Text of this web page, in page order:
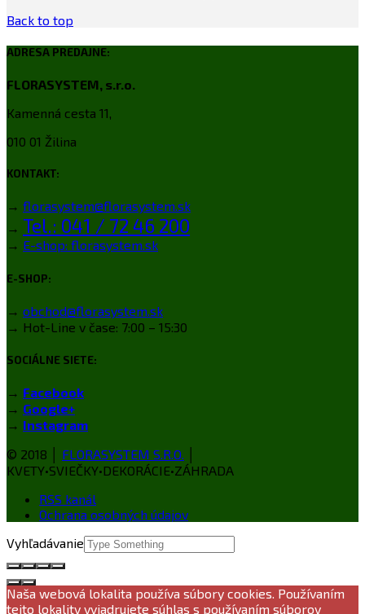
Back to top
ADRESA PREDAJNE:
FLORASYSTEM, s.r.o.
Kamenná cesta 11,
010 01 Žilina
KONTAKT:
→ florasystem@florasystem.sk
→ Tel.: 041 / 72 46 200
→ E-shop: florasystem.sk
E-SHOP:
→ obchod@florasystem.sk
→ Hot-Line v čase: 7:00 – 15:30
SOCIÁLNE SIETE:
→ Facebook
→ Google+
→ Instagram
© 2018 │ FLORASYSTEM S.R.O.
KVETY•SVIEČKY•DEKORÁCIE•ZÁHRADA
RSS kanál
Ochrana osobných údajov
Vyhľadávanie
Naša webová lokalita používa súbory cookies. Používaním
tejto lokality vyjadrujete súhlas s používaním súborov